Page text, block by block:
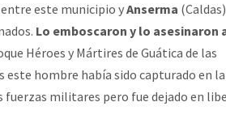
este municipio yAnserma
Lo emboscaron y lo asesinaron
Héroes y Mártires de Guática de las
hombre había sido capturado en
militares pero fue dejado en